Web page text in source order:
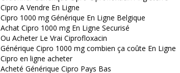
Cipro A Vendre En Ligne
Cipro 1000 mg Générique En Ligne Belgique
Achat Cipro 1000 mg En Ligne Securisé
Ou Acheter Le Vrai Ciprofloxacin
Générique Cipro 1000 mg combien ça coûte En Ligne
Cipro en ligne acheter
Acheté Générique Cipro Pays Bas